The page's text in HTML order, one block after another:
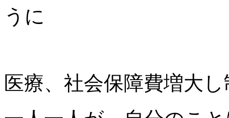
うに
医療、社会保障費増大